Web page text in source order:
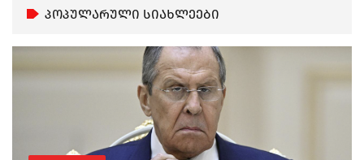
პოპულარული სიახლეები